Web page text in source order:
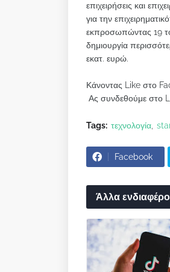
επιχειρήσεις και
για την
εκπροσωπώντας 19
δημιουργία
εκατ. ευρώ.
Κάνοντας Like στο
Ας συνδεθούμε στο
Tags: τεχνολογία
Facebook
Άλλα